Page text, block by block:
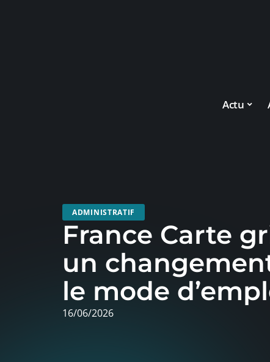
Actu
ADMINISTRATIF
France Carte
un
le mode
16/06/2026